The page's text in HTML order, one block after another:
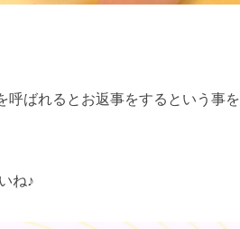
呼ばれるとお返事をするという事を
ね♪